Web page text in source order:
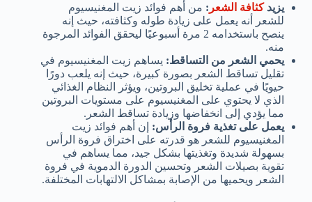
يزيدكثافة الشعر : من أهم فوائد زيت المغنيسيوم
للشعر أنه يعمل على زيادة طوله وكثافته، حيث إنه
ينصح باستخدامه 2 مرة أسبوعيًا ليحقق الفوائد المرجوة
منه.
يحمي الشعر من التساقط: يساهم زيت المغنيسيوم في
تقليل تساقط الشعر بصورة كبيرة، حيث إنه يلعب دورًا
حيويًا في عملية تخليق البروتين، ويؤثر النظام الغذائي
الذي لا يحتوي على المغنيسيوم على مستويات البروتين
مما يؤدي إلى انخفاضها وزيادة تساقط الشعر.
يعمل على تغذية فروة الرأس: إن أهم فوائد زيت
المغنيسيوم للشعر هو قدرته على اختراق فروة الرأس
بسهولة شديدة وتغذيتها بشكل جيد، مما يساهم في
تقوية بصيلات الشعر وتحسين الدورة الدموية في فروة
الشعر ويحميها من الإصابة بمشاكل الالتهابات المختلفة.